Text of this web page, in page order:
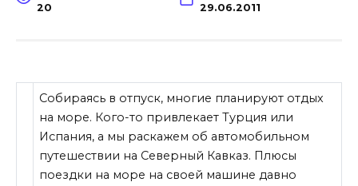
20 29.06.2011
Собираясь в отпуск, многие планируют отдых
на море. Кого-то привлекает Турция или
Испания, а мы раскажем об автомобильном
путешествии на Северный Кавказ. Плюсы
поездки на море на своей машине давно